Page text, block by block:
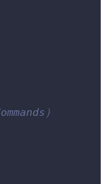
）